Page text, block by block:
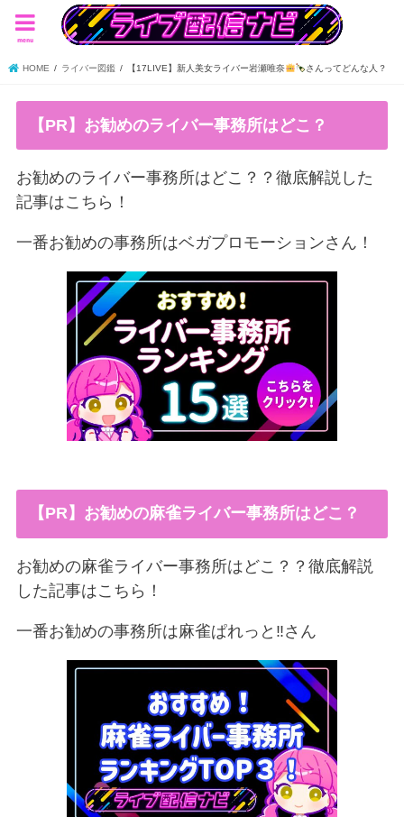
menu
HOME ライバー図鑑 【17LIVE】新人美女ライバー岩瀬唯奈 さんってどんな人？
【PR】お勧めのライバー事務所はどこ？
お勧めのライバー事務所はどこ？？徹底解説した
記事はこちら！
一番お勧めの事務所はベガプロモーションさん！
【PR】お勧めの麻雀ライバー事務所はどこ？
お勧めの麻雀ライバー事務所はどこ？？徹底解説
した記事はこちら！
一番お勧めの事務所は麻雀ぱれっと‼︎さん